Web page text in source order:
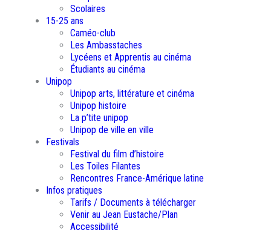
Scolaires
15-25 ans
Caméo-club
Les Ambasstaches
Lycéens et Apprentis au cinéma
Étudiants au cinéma
Unipop
Unipop arts, littérature et cinéma
Unipop histoire
La p’tite unipop
Unipop de ville en ville
Festivals
Festival du film d’histoire
Les Toiles Filantes
Rencontres France-Amérique latine
Infos pratiques
Tarifs / Documents à télécharger
Venir au Jean Eustache/Plan
Accessibilité